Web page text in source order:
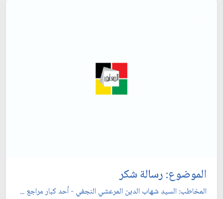
الموضوع: رسالة شكر
المخاطب: السيد شهاب الدين المرعشي النجفي - أحد كبار مراجع ...